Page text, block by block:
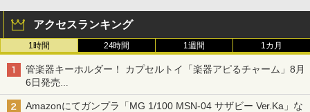
アクセスランキング
1時間 24時間 1週間 1カ月
管楽器キーホルダー！ カプセルトイ「楽器アピるチャーム」8月
6日発売
チューバ、テナサクなど5種各3色
Amazonにてガンプラ「MG 1/100 MSN-04 サザビー Ver.Ka」な